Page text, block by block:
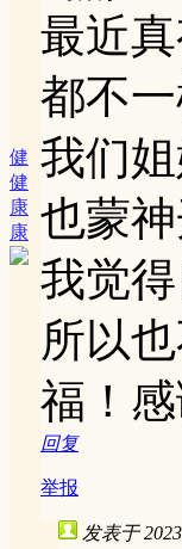
健
健
康
康
最近
都不一
我们
也蒙
我觉
所以
福！
回复
举报
发表于